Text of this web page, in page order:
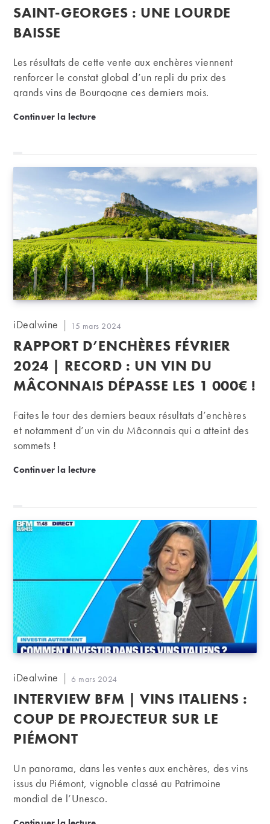
SAINT-GEORGES : UNE LOURDE
BAISSE
Les résultats de cette vente aux enchères viennent
renforcer le constat global d’un repli du prix des
grands vins de Bourgogne ces derniers mois.
Continuer la lectureRésultats de la 63ème vente des vins des
Auteur/autrice
la
publication :
iDealwine
Publication
publiée :
15 mars 2024
RAPPORT D’ENCHÈRES FÉVRIER
2024 | RECORD : UN VIN DU
MÂCONNAIS DÉPASSE LES 1 000€ !
Faites le tour des derniers beaux résultats d’enchères
et notamment d’un vin du Mâconnais qui a atteint des
sommets !
Continuer la lectureRapport d’enchères février 2024 | Record : un
Auteur/autrice
publication :
iDealwine
Publication
publiée :
6 mars 2024
INTERVIEW BFM | VINS ITALIENS :
COUP DE PROJECTEUR SUR LE
PIÉMONT
Un panorama, dans les ventes aux enchères, des vins
issus du Piémont, vignoble classé au Patrimoine
mondial de l’Unesco.
Interview BFM | Vins italiens : coup de projecteur